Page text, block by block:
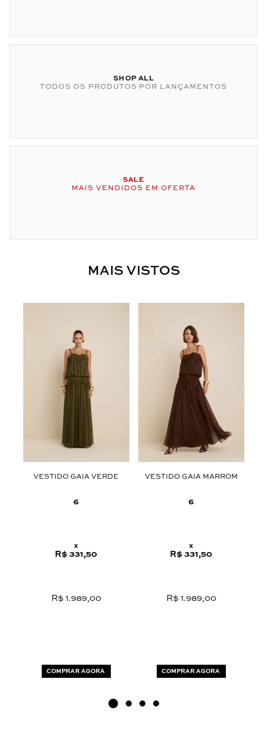
SHOP ALL
TODOS OS PRODUTOS POR LANÇAMENTOS
SALE
MAIS VENDIDOS EM OFERTA
MAIS VISTOS
VESTIDO GAIA VERDE
6
x
R$ 331,50
R$ 1.989,00
COMPRAR AGORA
VESTIDO GAIA MARROM
6
x
R$ 331,50
R$ 1.989,00
COMPRAR AGORA